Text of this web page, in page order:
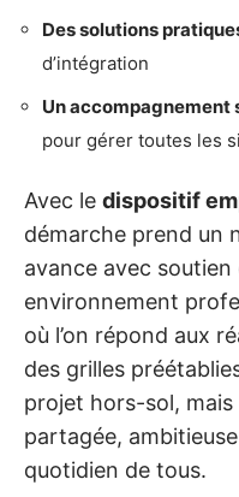
Des solutions
d’intégration
Un accompagnement
pour gérer toutes les
Avec le dispositif
démarche prend un
avance avec
environnement
où l’on répond aux
des grilles
projet hors-sol, mais
partagée,
quotidien de tous.